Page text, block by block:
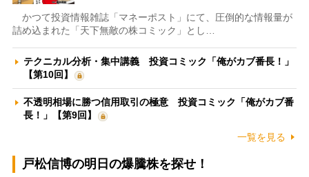
かつて投資情報雑誌「マネーポスト」にて、圧倒的な情報量が
詰め込まれた「天下無敵の株コミック」とし…
テクニカル分析・集中講義 投資コミック「俺がカブ番長！」
【第10回】
不透明相場に勝つ信用取引の極意 投資コミック「俺がカブ番
長！」【第9回】
一覧を見る
戸松信博の明日の爆騰株を探せ！